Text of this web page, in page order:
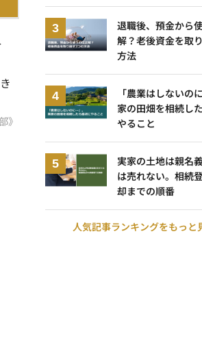
》
退職後、預金から
解？老後資金を取
方法
「農業はしないの
家の田畑を相続し
やること
実家の土地は親名
は売れない。相続
却までの順番
人気記事ランキングをもっと